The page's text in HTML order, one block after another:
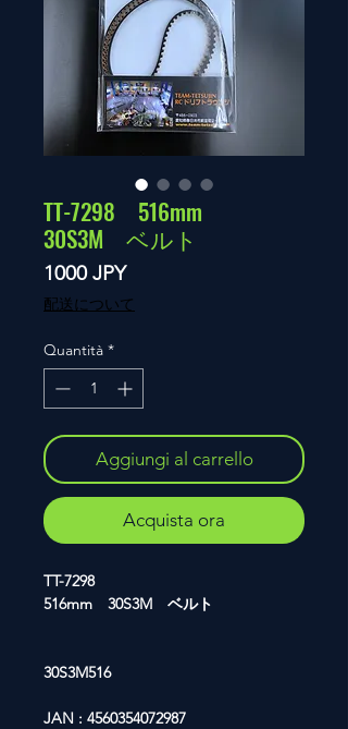
TT-7298 516mm
30S3M ベルト
1000 JPYPrezzo
配送について
Quantità *
Aggiungi al carrello
Acquista ora
TT-7298
516mm 30S3M ベルト
30S3M516
JAN : 4560354072987